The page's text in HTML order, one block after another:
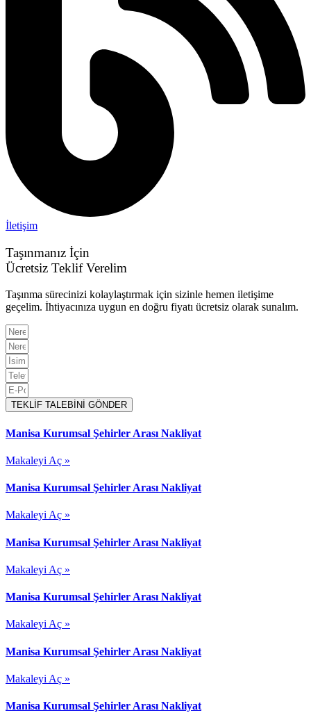
İletişim
Taşınmanız İçin
Ücretsiz Teklif Verelim
Taşınma sürecinizi kolaylaştırmak için sizinle hemen iletişime
geçelim. İhtiyacınıza uygun en doğru fiyatı ücretsiz olarak sunalım.
TEKLİF TALEBİNİ GÖNDER
Manisa Kurumsal Şehirler Arası Nakliyat
Makaleyi Aç »
Manisa Kurumsal Şehirler Arası Nakliyat
Makaleyi Aç »
Manisa Kurumsal Şehirler Arası Nakliyat
Makaleyi Aç »
Manisa Kurumsal Şehirler Arası Nakliyat
Makaleyi Aç »
Manisa Kurumsal Şehirler Arası Nakliyat
Makaleyi Aç »
Manisa Kurumsal Şehirler Arası Nakliyat